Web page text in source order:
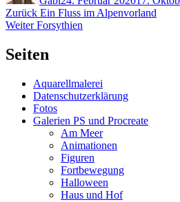
Beitragsnavigation
Zurück Vorheriger
Beitrag:
Ein Fluss im Alpenvorland
Weiter Nächster
Forsythien
Seiten
Aquarellmalerei
Datenschutzerklärung
Fotos
Galerien PS und Procreate
Am Meer
Animationen
Figuren
Fortbewegung
Halloween
Haus und Hof